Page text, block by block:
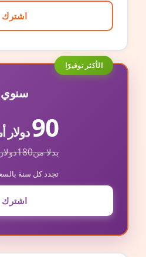
اشترك
الأكثر توفيرًا
سنوي
90دولار
بدلا من180
تجدد كل سنة
اشترك